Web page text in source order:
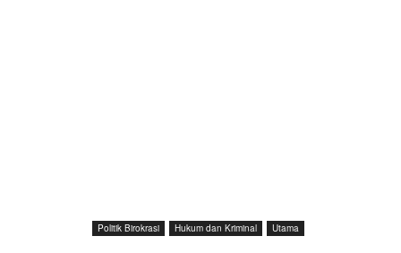
Politik Birokrasi Hukum dan Kriminal Utama